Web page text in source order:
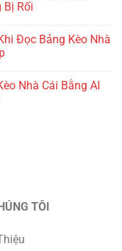
Bị Rối
Đọc Bảng Kèo Nhà
Nhà Cái Bằng AI
TÔI